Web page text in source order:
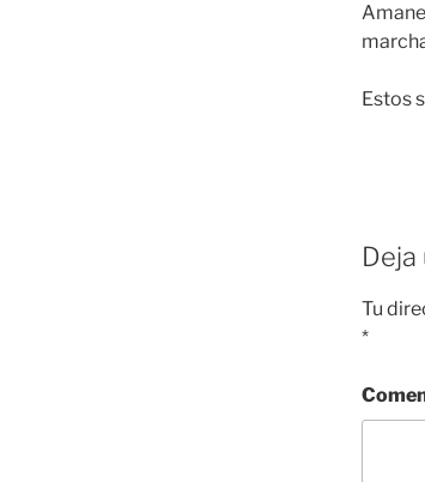
Estos
Tu
*